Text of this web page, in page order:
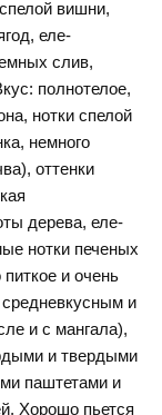
вишни,
еле-
слив,
полнотелое,
нотки спелой
немного
оттенки
дерева, еле-
нотки печеных
и очень
средневкусным и
и с мангала),
и твердыми
паштетами и
Хорошо пьется